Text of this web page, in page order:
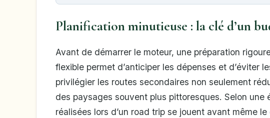
Planification minutieuse : la clé d’un
Avant de démarrer le moteur, une préparation
flexible permet d’anticiper les dépenses et d’éviter
privilégier les routes secondaires non seulement
des paysages souvent plus pittoresques. Selon
réalisées lors d’un road trip se jouent avant même le